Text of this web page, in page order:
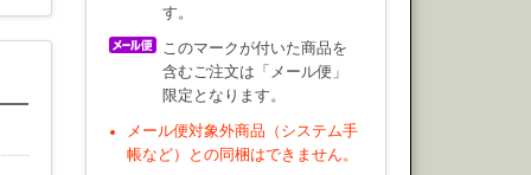
す。
このマークが付いた商品を
含むご注文は「メール便」
限定となります。
メール便対象外商品（システム手
帳など）との同梱はできません。